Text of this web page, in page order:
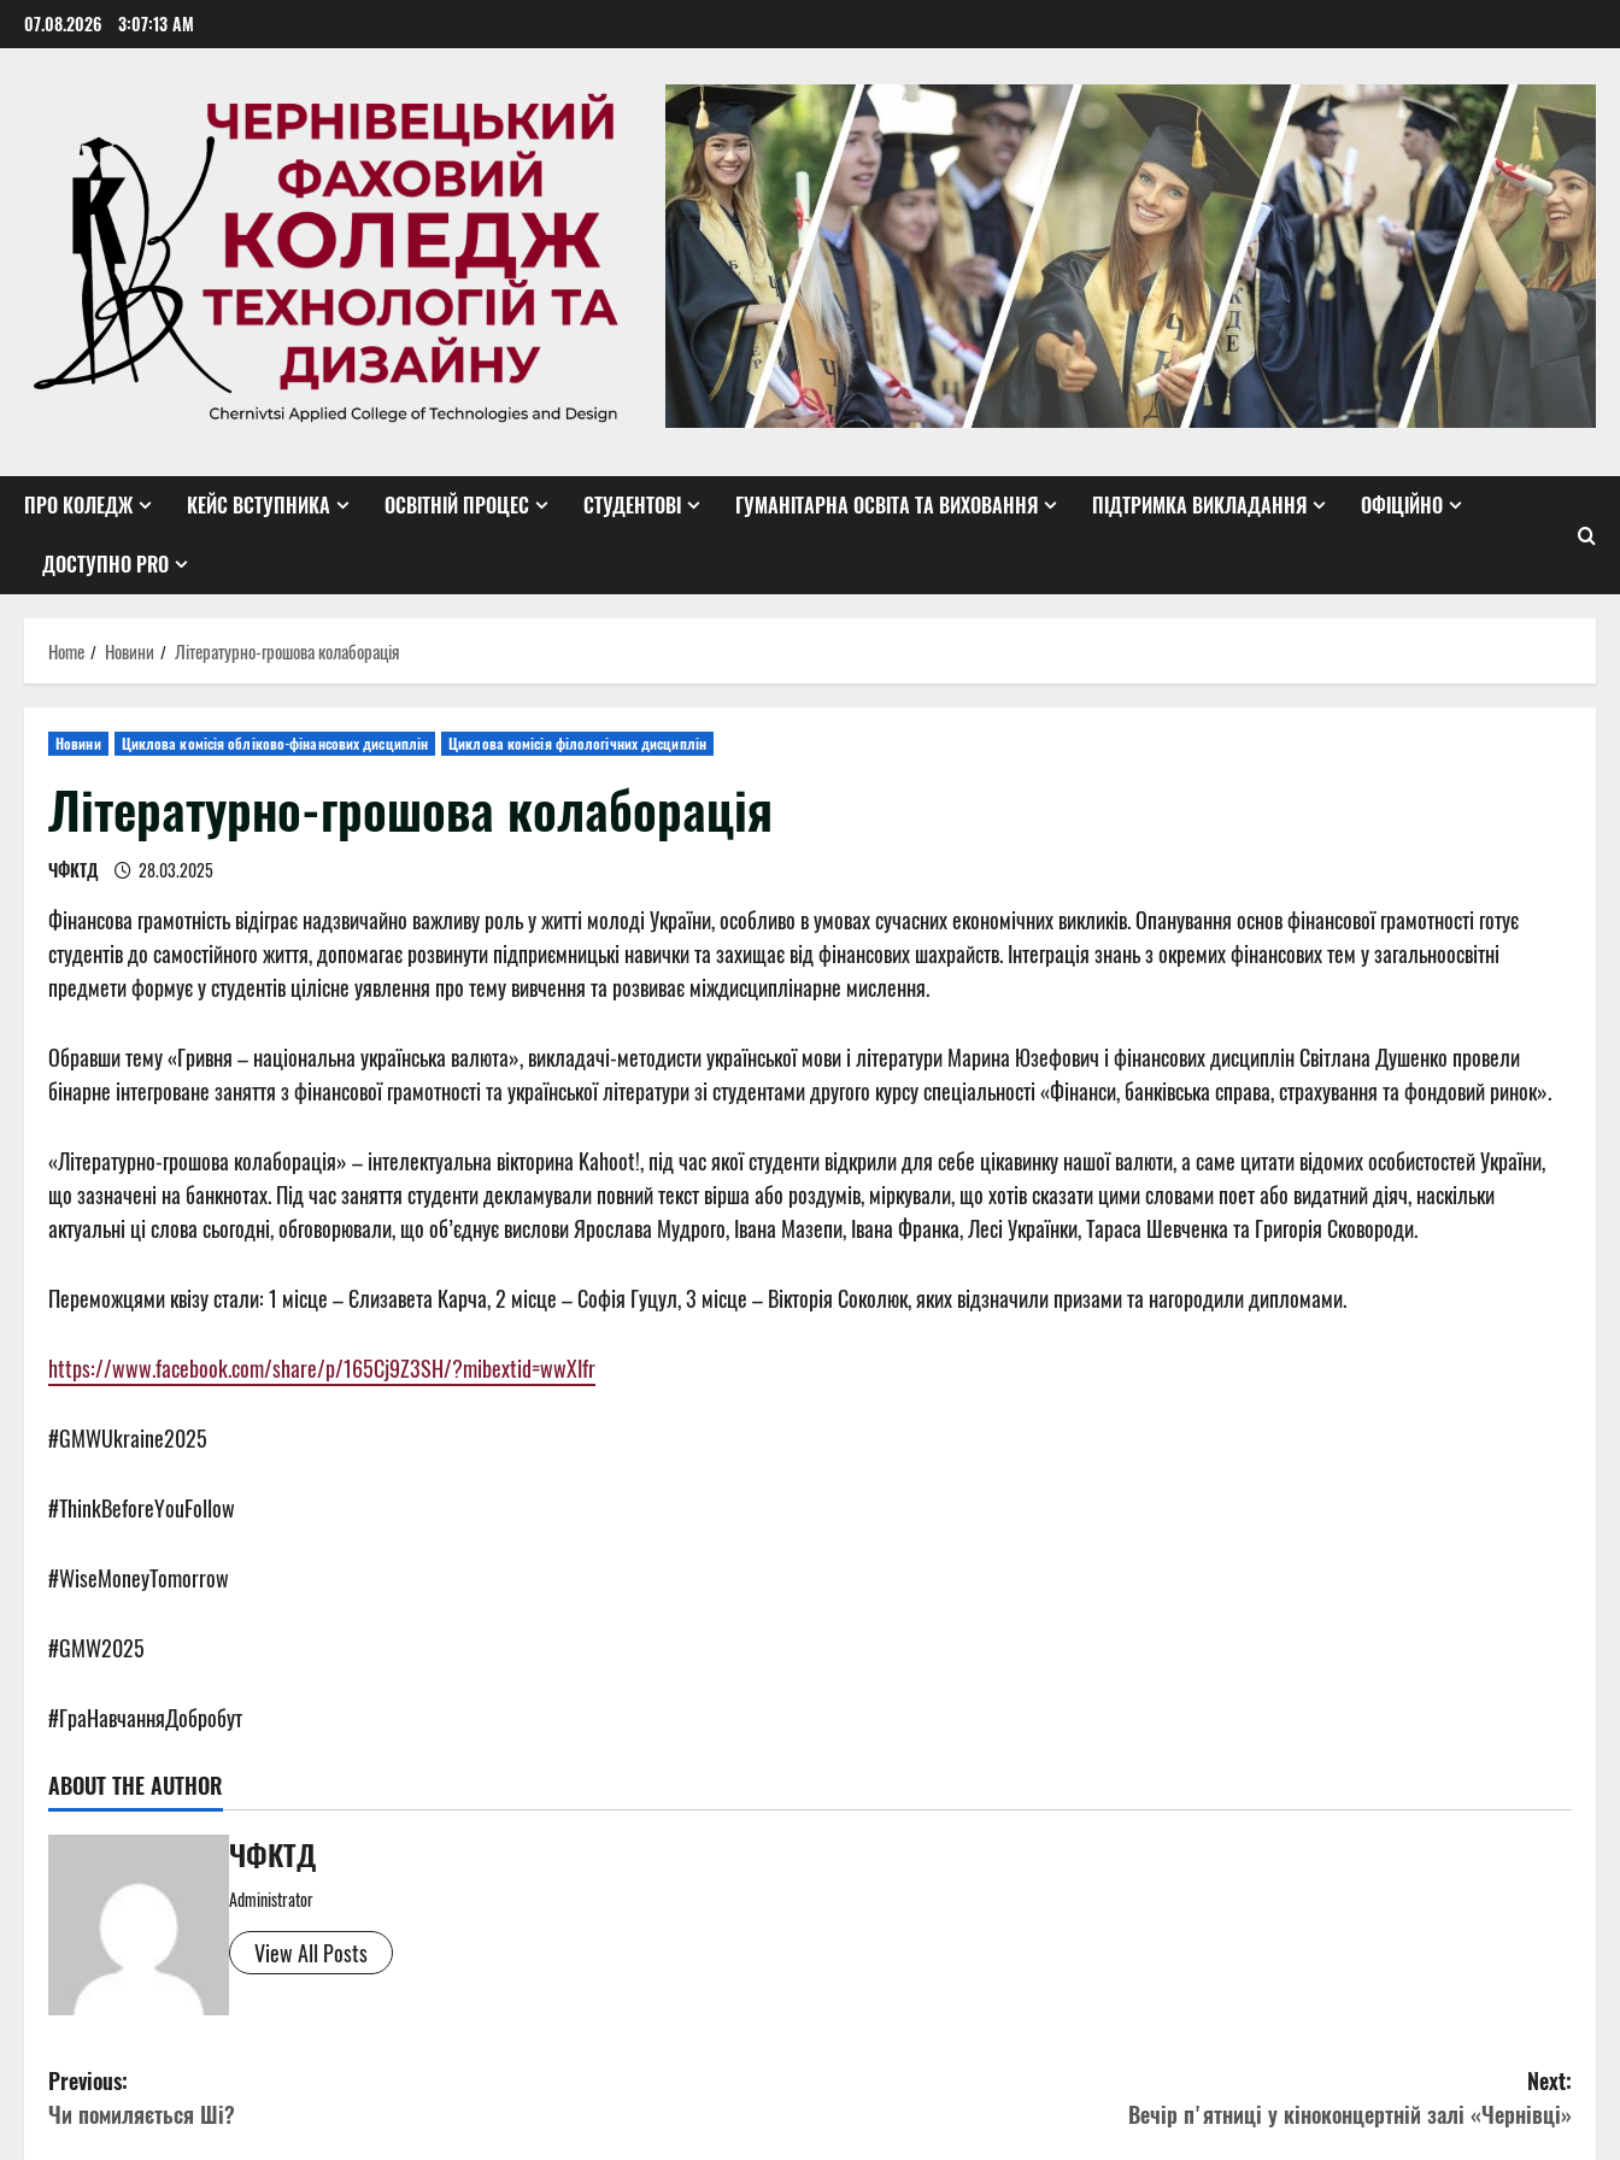
Skip
to
07.08.2026 3:07:14 AM
ПРО КОЛЕДЖ КЕЙС ВСТУПНИКА ОСВІТНІЙ ПРОЦЕС СТУДЕНТОВІ ГУМАНІТАРНА ОСВІТА ТА ВИХОВАННЯ ПІДТРИМКА ВИКЛАДАННЯ ОФІЦІЙНО
ДОСТУПНО PRO
Home Новини Літературно-грошова колаборація
Новини Циклова комісія обліково-фінансових дисциплін Циклова комісія філологічних дисциплін
Літературно-грошова колаборація
ЧФКТД 28.03.2025
Фінансова грамотність відіграє надзвичайно важливу роль у житті молоді України, особливо в умовах сучасних економічних викликів. Опанування основ фінансової грамотності готує
студентів до самостійного життя, допомагає розвинути підприємницькі навички та захищає від фінансових шахрайств. Інтеграція знань з окремих фінансових тем у загальноосвітні
предмети формує у студентів цілісне уявлення про тему вивчення та розвиває міждисциплінарне мислення.
Обравши тему «Гривня – національна українська валюта», викладачі-методисти української мови і літератури Марина Юзефович і фінансових дисциплін Світлана Душенко провели
бінарне інтегроване заняття з фінансової грамотності та української літератури зі студентами другого курсу спеціальності «Фінанси, банківська справа, страхування та фондовий ринок».
«Літературно-грошова колаборація» – інтелектуальна вікторина Kahoot!, під час якої студенти відкрили для себе цікавинку нашої валюти, а саме цитати відомих особистостей України,
що зазначені на банкнотах. Під час заняття студенти декламували повний текст вірша або роздумів, міркували, що хотів сказати цими словами поет або видатний діяч, наскільки
актуальні ці слова сьогодні, обговорювали, що об’єднує вислови Ярослава Мудрого, Івана Мазепи, Івана Франка, Лесі Українки, Тараса Шевченка та Григорія Сковороди.
Переможцями квізу стали: 1 місце – Єлизавета Карча, 2 місце – Софія Гуцул, 3 місце – Вікторія Соколюк, яких відзначили призами та нагородили дипломами.
https://www.facebook.com/share/p/165Cj9Z3SH/?mibextid=wwXIfr
#GMWUkraine2025
#ThinkBeforeYouFollow
#WiseMoneyTomorrow
#GMW2025
#ГраНавчанняДобробут
ABOUT THE AUTHOR
ЧФКТД
Administrator
View All Posts
P
o
Previous:
Чи помиляється Ші?
Next:
Вечір пʼятниці у кіноконцертній залі «Чернівці»